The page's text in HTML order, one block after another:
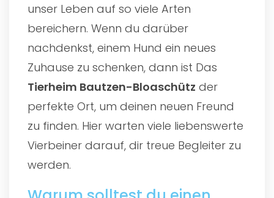
unser Leben auf so viele Arten
bereichern. Wenn du darüber
nachdenkst, einem Hund ein neues
Zuhause zu schenken, dann ist Das
Tierheim Bautzen-Bloaschütz der
perfekte Ort, um deinen neuen Freund
zu finden. Hier warten viele liebenswerte
Vierbeiner darauf, dir treue Begleiter zu
werden.